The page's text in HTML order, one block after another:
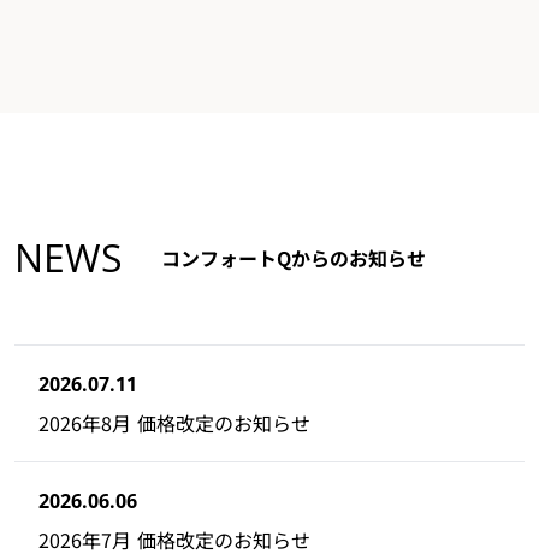
NEWS コンフォートQからのお知らせ
2026.07.11
2026年8月 価格改定のお知らせ
2026.06.06
2026年7月 価格改定のお知らせ